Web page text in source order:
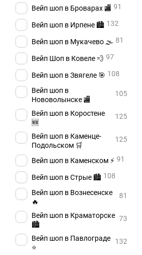
Вейп шоп в Броварах 🏬 91
Вейп шоп в Ирпене 🏙️ 132
Вейп шоп в Мукачево 🌫️ 81
Вейп Шоп в Ковеле 💨 97
Вейп шоп в Звягеле 🎯 108
Вейп шоп в
Нововолынске 🏬
105
Вейп шоп в Коростене
🆕
125
Вейп шоп в Каменце-
Подольском 🛒
125
Вейп шоп в Каменском ⚡ 91
Вейп шоп в Стрые 🏙️ 108
Вейп шоп в Вознесенске
🔥
81
Вейп шоп в Краматорске
🏙️
73
Вейп шоп в Павлограде
⭐
132